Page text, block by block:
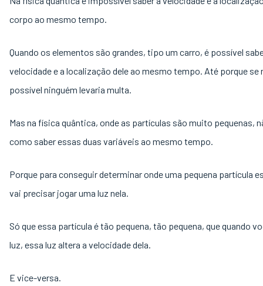
corpo ao mesmo tempo.
Quando os elementos são grandes, tipo um carro, é possível
velocidade e a localização dele ao mesmo tempo. Até porque se
possível ninguém levaria multa.
Mas na física quântica, onde as partículas são muito pequenas,
como saber essas duas variáveis ao mesmo tempo.
Porque para conseguir determinar onde uma pequena partícula
vai precisar jogar uma luz nela.
Só que essa partícula é tão pequena, tão pequena, que quando
luz, essa luz altera a velocidade dela.
E vice-versa.